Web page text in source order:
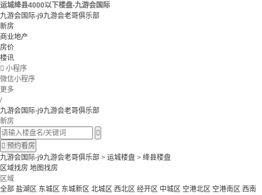
运城绛县4000以下楼盘-九游会国际
九游会国际-j9九游会老哥俱乐部
新房
商业地产
房价
楼讯
 小程序
微信小程序
更多
/
九游会国际-j9九游会老哥俱乐部
新房

 预约看房
九游会国际-j9九游会老哥俱乐部 > 运城楼盘 > 绛县楼盘
区域找房 地图找房
区域
全部 盐湖区 东城区 东城新区 北城区 西北区 经开区 中城区 空港北区 空港南区 西南